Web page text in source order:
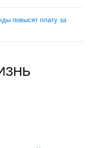
повысят плату за